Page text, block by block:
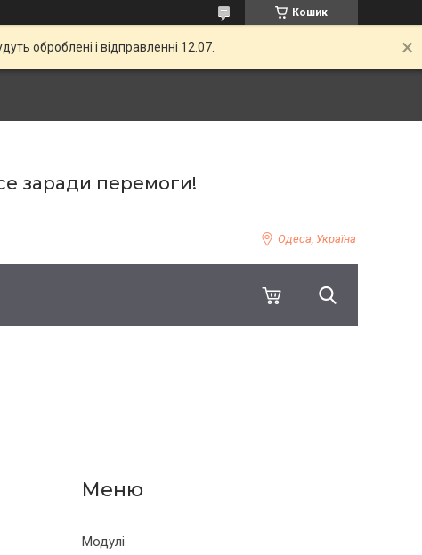
Кошик
оброблені і відправленні 12.07.
заради перемоги!
Одеса, Україна
Модулі